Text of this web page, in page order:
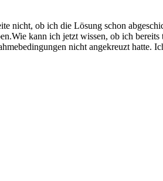
nicht, ob ich die Lösung schon
kann ich jetzt wissen, ob ich
nicht angekreuzt hatte.